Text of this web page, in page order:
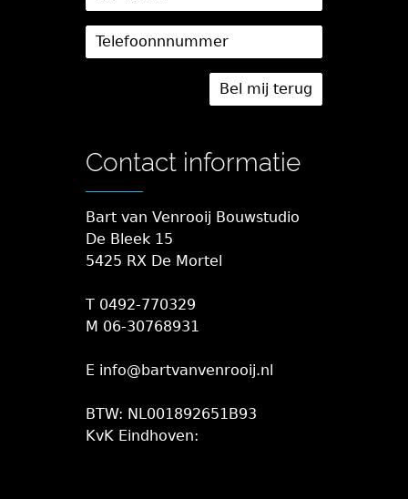
Contact informatie
Bart van Venrooij Bouwstudio
De Bleek 15
5425 RX De Mortel
T 0492-770329
M 06-30768931
E info@bartvanvenrooij.nl
BTW: NL001892651B93
KvK Eindhoven: